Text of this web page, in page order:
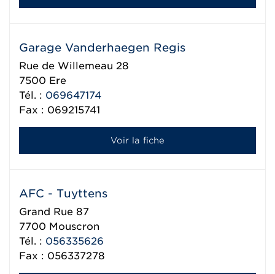
Garage Vanderhaegen Regis
Rue de Willemeau 28
7500 Ere
Tél. : 069647174
Fax : 069215741
Voir la fiche
AFC - Tuyttens
Grand Rue 87
7700 Mouscron
Tél. : 056335626
Fax : 056337278